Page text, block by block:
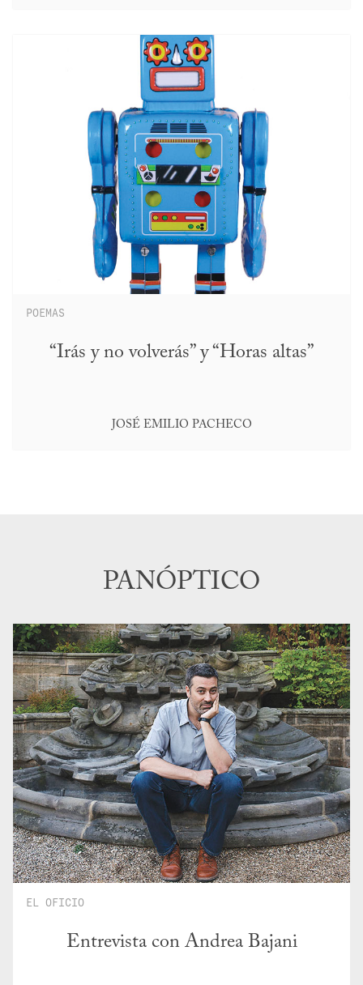
POEMAS
“Irás y no volverás” y “Horas altas”
JOSÉ EMILIO PACHECO
PANÓPTICO
EL OFICIO
Entrevista con Andrea Bajani